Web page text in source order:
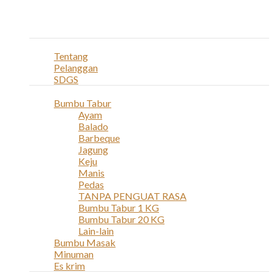
Tentang
Pelanggan
SDGS
Bumbu Tabur
Ayam
Balado
Barbeque
Jagung
Keju
Manis
Pedas
TANPA PENGUAT RASA
Bumbu Tabur 1 KG
Bumbu Tabur 20 KG
Lain-lain
Bumbu Masak
Minuman
Es krim